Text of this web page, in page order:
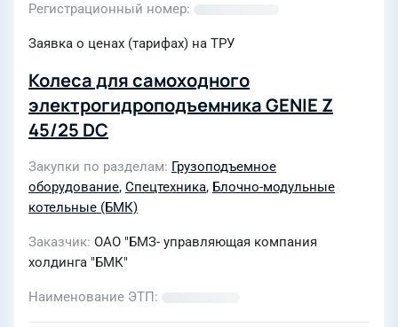
Регистрационный номер
Заявка о ценах (тарифах) на ТРУ
Колеса для самоходного
электрогидроподъемника GENIE Z
45/25 DC
Закупки по разделам Грузоподъемное
оборудование, Спецтехника, Блочно-модульные
котельные (БМК)
Заказчик ОАО "БМЗ- управляющая компания
холдинга "БМК"
Наименование ЭТП